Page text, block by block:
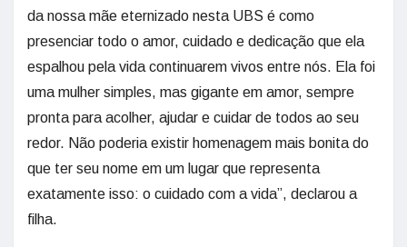
da nossa mãe eternizado nesta UBS é como
presenciar todo o amor, cuidado e dedicação que ela
espalhou pela vida continuarem vivos entre nós. Ela foi
uma mulher simples, mas gigante em amor, sempre
pronta para acolher, ajudar e cuidar de todos ao seu
redor. Não poderia existir homenagem mais bonita do
que ter seu nome em um lugar que representa
exatamente isso: o cuidado com a vida”, declarou a
filha.